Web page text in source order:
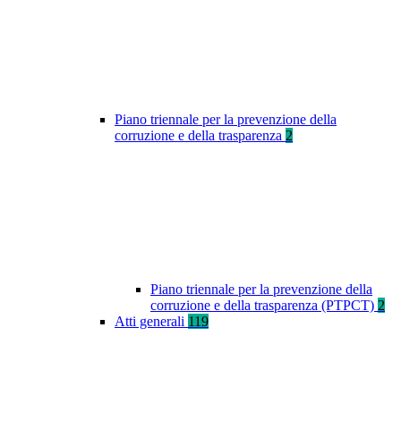
Piano triennale per la prevenzione della
corruzione e della trasparenza 2
Piano triennale per la prevenzione della
corruzione e della trasparenza (PTPCT) 2
Atti generali 119